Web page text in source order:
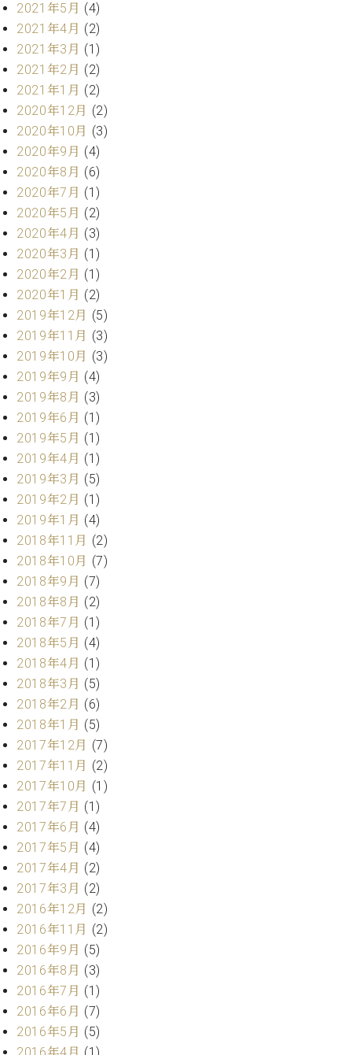
マ
ン
ト
ラ
デ
ィ
シ
ョ
ン
W.
ホ
フ
マ
ン
ヴ
ィ
ジ
ョ
ン
C.BECHSTEIN
Digital(ベ
ヒ
シ
ュ
タ
イ
ン
デ
ジ
タ
ル)
セ
ン
タ
ー
ス
ッ
フ
ご
挨
拶
技
者
紹
介
展示
情報
【ユ
ーロ
ピア
ノ特
選中
古】
イ
ン
ト
情
報
八
子
工
房
ブ
ロ
グ
ク
セ
ス
お
問
合
わ
せ
ア
ー
テ
ィ
ト
カ
ス
タ
2021年5月 (4)
2021年4月 (2)
2021年3月 (1)
2021年2月 (2)
2021年1月 (2)
2020年12月 (2)
2020年10月 (3)
2020年9月 (4)
2020年8月 (6)
2020年7月 (1)
2020年5月 (2)
2020年4月 (3)
2020年3月 (1)
2020年2月 (1)
2020年1月 (2)
2019年12月 (5)
2019年11月 (3)
2019年10月 (3)
2019年9月 (4)
2019年8月 (3)
2019年6月 (1)
2019年5月 (1)
2019年4月 (1)
2019年3月 (5)
2019年2月 (1)
2019年1月 (4)
2018年11月 (2)
2018年10月 (7)
2018年9月 (7)
2018年8月 (2)
2018年7月 (1)
2018年5月 (4)
2018年4月 (1)
2018年3月 (5)
2018年2月 (6)
2018年1月 (5)
2017年12月 (7)
2017年11月 (2)
2017年10月 (1)
2017年7月 (1)
2017年6月 (4)
2017年5月 (4)
2017年4月 (2)
2017年3月 (2)
2016年12月 (2)
2016年11月 (2)
2016年9月 (5)
2016年8月 (3)
2016年7月 (1)
2016年6月 (7)
2016年5月 (5)